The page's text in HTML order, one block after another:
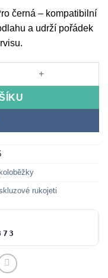
černá – kompatibilní
a udrží pořádek
množství
rukojeti